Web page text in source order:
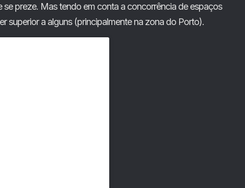
preze. Mas tendo em conta a concorrência de espaços
superior a alguns (principalmente na zona do Porto).